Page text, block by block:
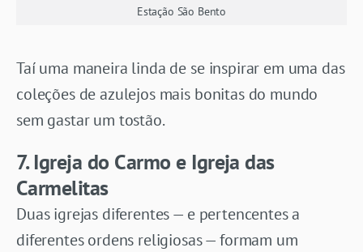
Estação São Bento
Taí uma maneira linda de se inspirar em uma das
coleções de azulejos mais bonitas do mundo
sem gastar um tostão.
7. Igreja do Carmo e Igreja das
Carmelitas
Duas igrejas diferentes — e pertencentes a
diferentes ordens religiosas — formam um